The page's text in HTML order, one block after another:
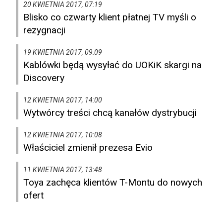
20 KWIETNIA 2017, 07:19
Blisko co czwarty klient płatnej TV myśli o
rezygnacji
19 KWIETNIA 2017, 09:09
Kablówki będą wysyłać do UOKiK skargi na
Discovery
12 KWIETNIA 2017, 14:00
Wytwórcy treści chcą kanałów dystrybucji
12 KWIETNIA 2017, 10:08
Właściciel zmienił prezesa Evio
11 KWIETNIA 2017, 13:48
Toya zachęca klientów T-Montu do nowych
ofert